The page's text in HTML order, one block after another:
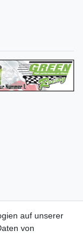
auf unserer
von